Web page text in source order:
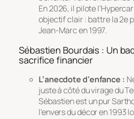
En 2026, il pilote
objectif clair : battre la 2e
Jean-Marc en 1997.
Sébastien Bourdais : Un
sacrifice financier
L’anecdote d’enfance :
juste à côté du virage du
Sébastien est un pur
l’envers du décor en 1993